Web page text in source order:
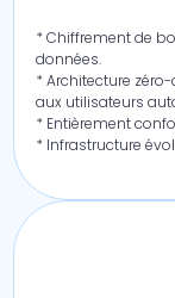
* Chiffrement de
données.
* Architecture
aux utilisateurs
* Entièrement
* Infrastructure